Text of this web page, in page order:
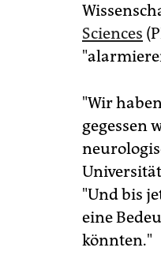
Sciences
"Wir
gegessen
"Und bis
eine
könnten."